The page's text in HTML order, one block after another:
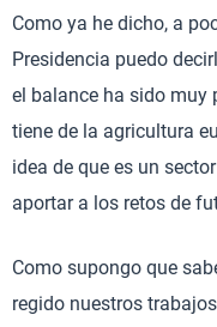
Como ya he dicho, a
Presidencia puedo
el balance ha sido muy
tiene de la agricultura
idea de que es un
aportar a los retos de
Como supongo que
regido nuestros